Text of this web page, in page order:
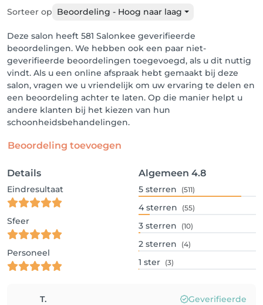
Sorteer op Beoordeling - Hoog naar laag
Deze salon heeft 581 Salonkee geverifieerde
beoordelingen. We hebben ook een paar niet-
geverifieerde beoordelingen toegevoegd, als u dit nuttig
vindt. Als u een online afspraak hebt gemaakt bij deze
salon, vragen we u vriendelijk om uw ervaring te delen en
een beoordeling achter te laten. Op die manier helpt u
andere klanten bij het kiezen van hun
schoonheidsbehandelingen.
Beoordeling toevoegen
Details
Eindresultaat
Sfeer
Personeel
Algemeen 4.8
5 sterren (511)
4 sterren (55)
3 sterren (10)
2 sterren (4)
1 ster (3)
T. Geverifieerde